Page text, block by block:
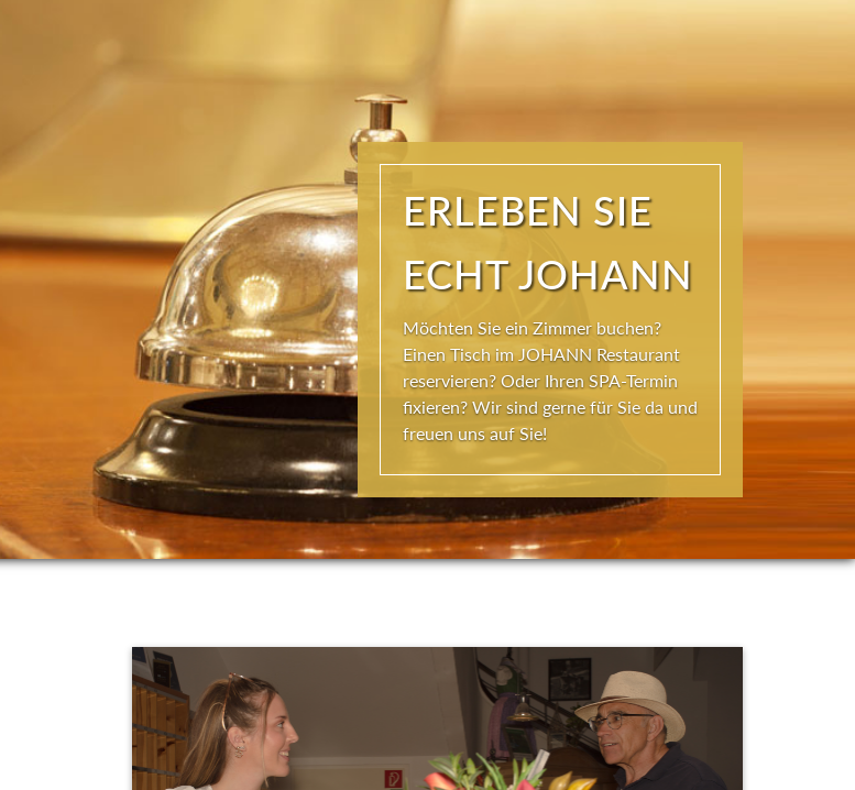
ERLEBEN SIE
ECHT JOHANN
Möchten Sie ein Zimmer buchen?
Einen Tisch im JOHANN Restaurant
reservieren? Oder Ihren SPA-Termin
fixieren? Wir sind gerne für Sie da und
freuen uns auf Sie!